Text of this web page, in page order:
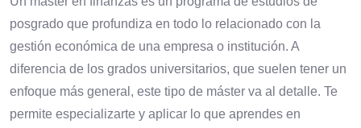
posgrado que profundiza en todo lo relacionado con la
gestión económica de una empresa o institución. A
diferencia de los grados universitarios, que suelen tener un
enfoque más general, este tipo de máster va al detalle. Te
permite especializarte y aplicar lo que aprendes en